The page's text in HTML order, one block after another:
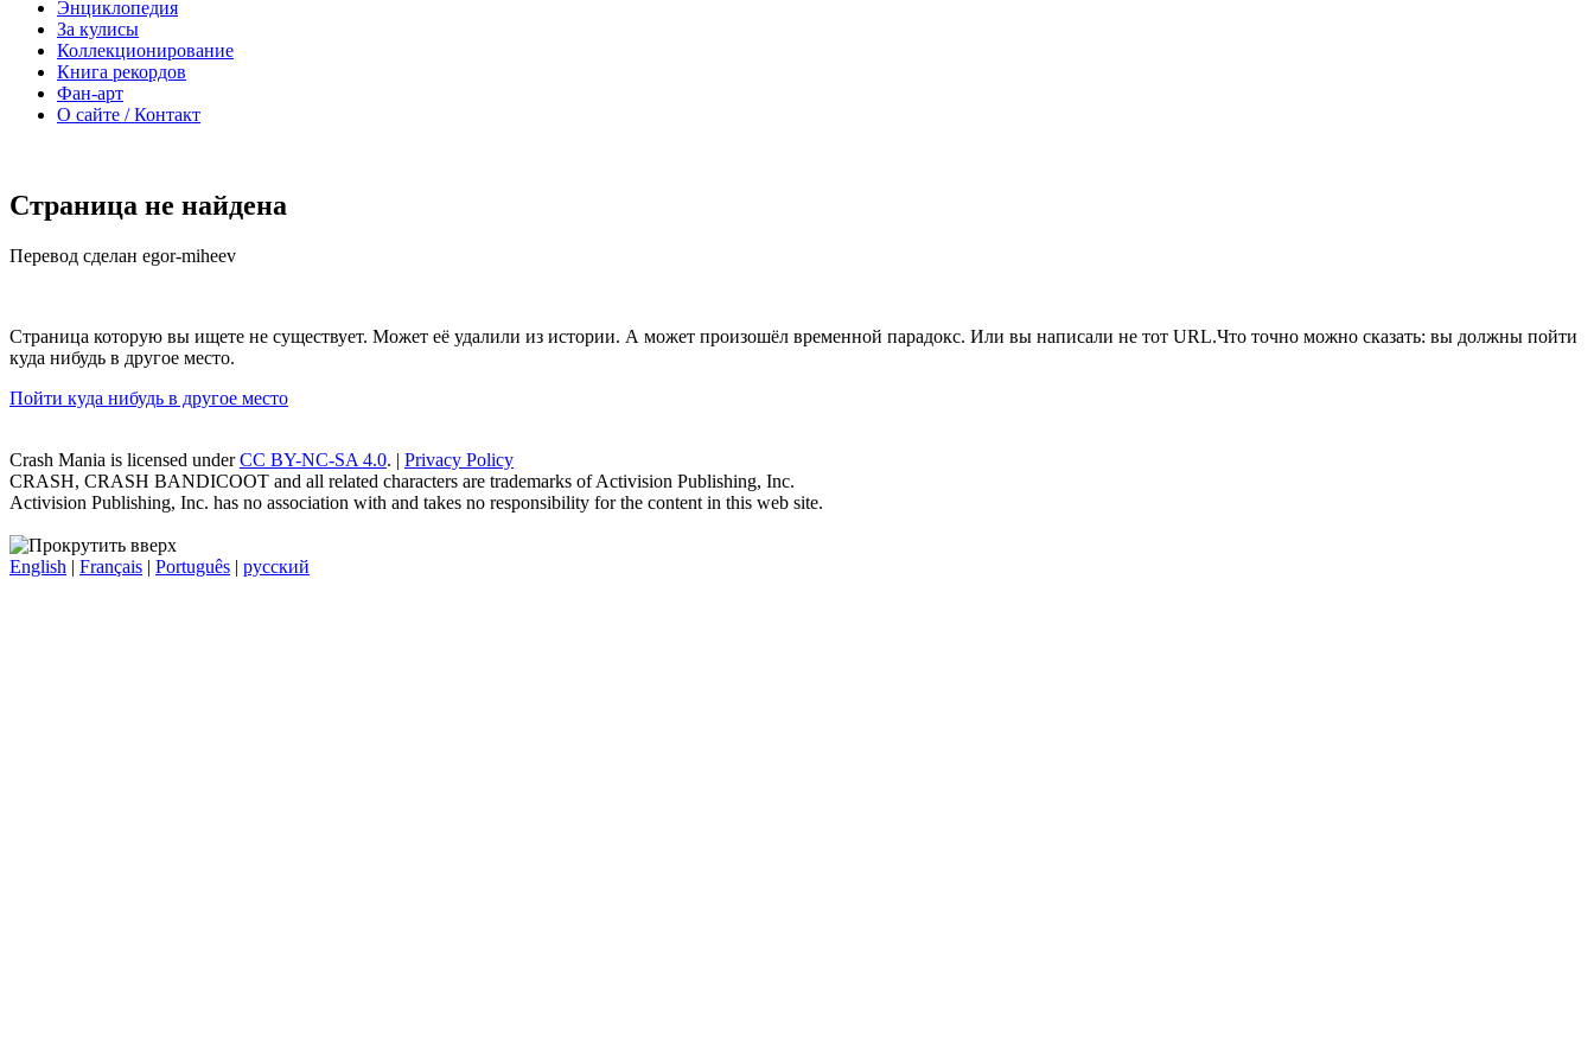
Энциклопедия
За кулисы
Коллекционирование
Книга рекордов
Фан-арт
О сайте / Контакт
Страница не найдена
Перевод сделан egor-miheev
Страница которую вы ищете не существует. Может её удалили из истории. А может произошёл временной парадокс. Или вы написали не тот URL.Что точно можно сказать: вы должны пойти
куда нибудь в другое место.
Пойти куда нибудь в другое место
Crash Mania is licensed underCC BY-NC-SA 4.0. | Privacy Policy
CRASH, CRASH BANDICOOT and all related characters are trademarks of Activision Publishing, Inc.
Activision Publishing, Inc. has no association with and takes no responsibility for the content in this web site.
English | Français | Português | русский